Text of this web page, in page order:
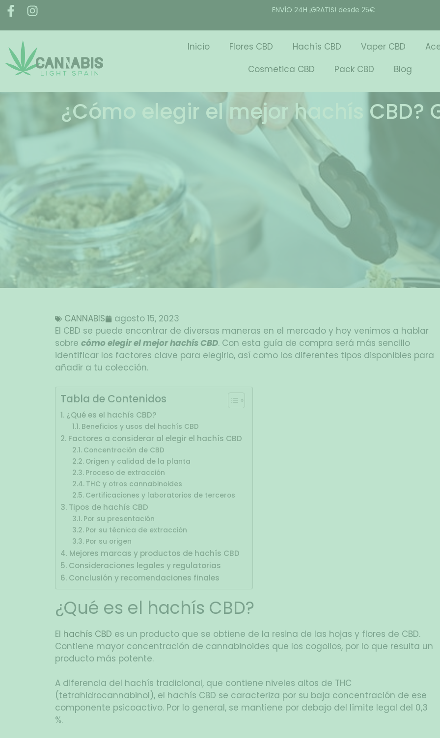
ENVÍO 24H ¡GRATIS! desde 25€
Inicio Flores CBD Hachís CBD Vaper CBD
Cosmetica CBD
Pack CBD Blog
¿Cómo elegir el mejor hachís CBD?
CANNABIS
agosto 15, 2023
El CBD se puede encontrar de diversas maneras en el mercado y hoy venimos a hablar
sobre cómo elegir el mejor hachís CBD. Con esta guía de compra será más sencillo
identificar los factores clave para elegirlo, así como los diferentes tipos disponibles para
añadir a tu colección.
Tabla de Contenidos
¿Qué es el hachís CBD?
Beneficios y usos del hachís CBD
Factores a considerar al elegir el hachís CBD
Concentración de CBD
Origen y calidad de la planta
Proceso de extracción
THC y otros cannabinoides
Certificaciones y laboratorios de terceros
Tipos de hachís CBD
Por su presentación
Por su técnica de extracción
Por su origen
Mejores marcas y productos de hachís CBD
Consideraciones legales y regulatorias
Conclusión y recomendaciones finales
¿Qué es el hachís CBD?
El hachís CBD es un producto que se obtiene de la resina de las hojas y flores de CBD.
Contiene mayor concentración de cannabinoides que los cogollos, por lo que resulta un
producto más potente.
A diferencia del hachís tradicional, que contiene niveles altos de THC
(tetrahidrocannabinol), el hachís CBD se caracteriza por su baja concentración de ese
componente psicoactivo. Por lo general, se mantiene por debajo del límite legal del 0,3
%.